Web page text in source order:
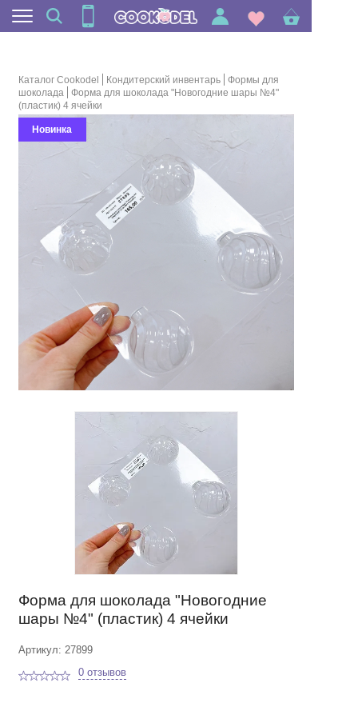
Каталог Cookodel Кондитерский инвентарь
Формы для
шоколада
Форма для шоколада "Новогодние шары №4"
(пластик) 4 ячейки
Новинка
Форма для шоколада "Новогодние
шары №4" (пластик) 4 ячейки
Артикул: 27899
0 отзывов